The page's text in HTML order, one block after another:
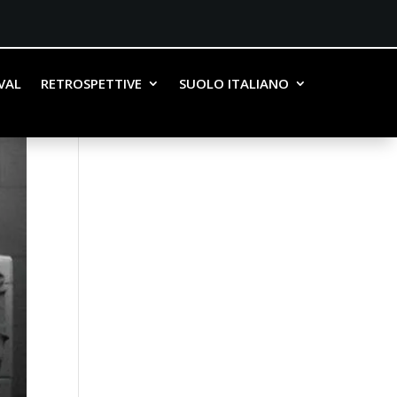
RETROSPETTIVE SUOLO ITALIANO